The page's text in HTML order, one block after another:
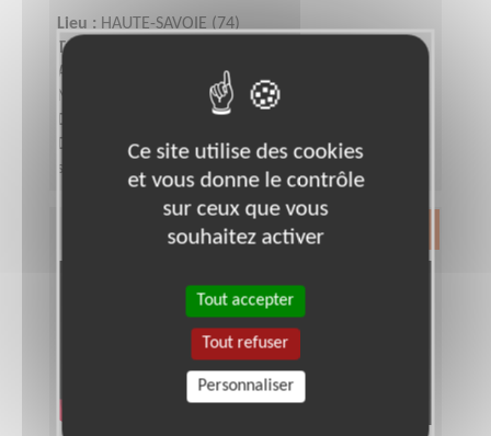
Lieu : HAUTE-SAVOIE (74)
Type :
Association :
Association Française contre les
Myopathies - Siège
Date :
Disponibilité demandée :De 3 à 6h par semaine
selon votre disponibilité
Ce site utilise des cookies
et vous donne le contrôle
sur ceux que vous
souhaitez activer
Tout accepter
Tout refuser
Personnaliser